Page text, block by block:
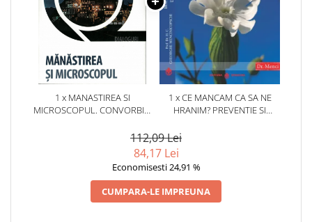
1 x MANASTIREA SI
MICROSCOPUL. CONVORBIRI
MINTE, MINDFULNESS SI
1 x CE MANCAM CA SA NE
HRANIM? PREVENTIE SI
CARDIOVASCULARE SI IN
112,09 Lei
84,17 Lei
Economisesti 24,91 %
CUMPARA-LE IMPREUNA